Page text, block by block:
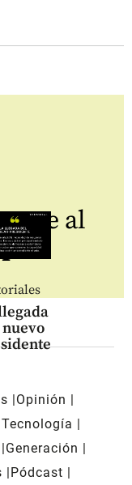
al
Opinión
Tecnología
Generación
Pódcast